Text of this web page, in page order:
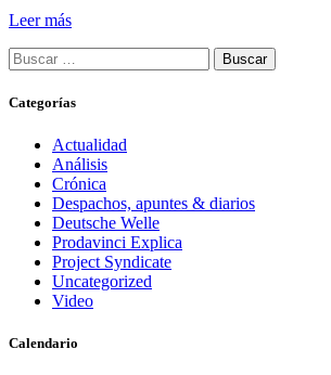
Leer más
Buscar:
Categorías
Actualidad
Análisis
Crónica
Despachos, apuntes & diarios
Deutsche Welle
Prodavinci Explica
Project Syndicate
Uncategorized
Video
Calendario